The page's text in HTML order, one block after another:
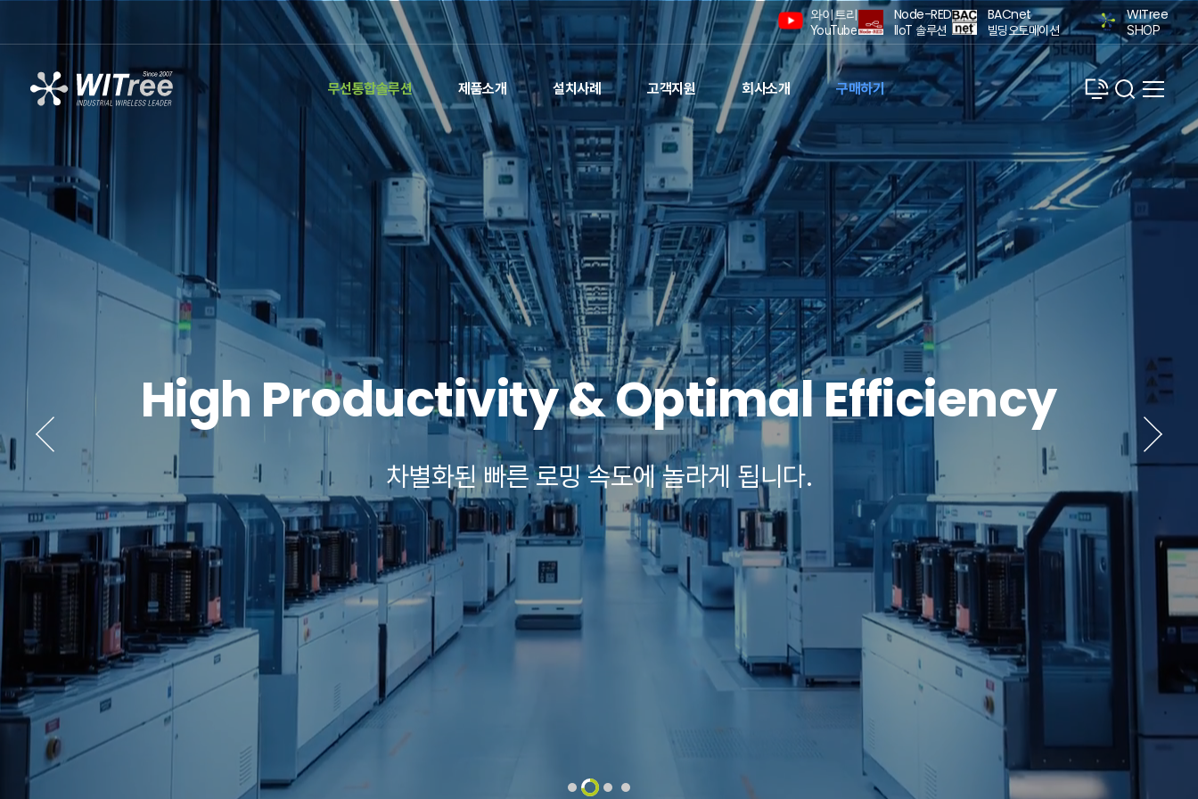
와이트리
YouTube
Node-RED
IIoT 솔루션
BACnet
빌딩오토메이션
WITree
SHOP
무선통합솔루션 제품소개 설치사례 고객지원 회사소개 구매하기
High Productivity & Optimal Efficiency
차별화된 빠른 로밍 속도에 놀라게 됩니다.